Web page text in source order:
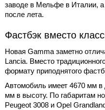
заводе в Мельфе в Италии, а
после лета.
Фастбэк вместо
Новая Gamma заметно
Lancia. Вместо
формату приподнятого
Автомобиль имеет 4670 мм
мм в высоту. По габаритам
Peugeot 3008 и Opel